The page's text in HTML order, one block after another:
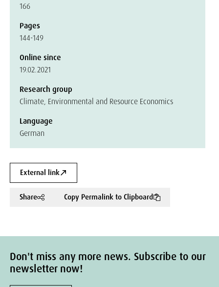
166
Pages
144-149
Online since
19.02.2021
Research group
Climate, Environmental and Resource Economics
Language
German
External link
Share Copy Permalink to Clipboard
Don't miss any more news. Subscribe to our
newsletter now!